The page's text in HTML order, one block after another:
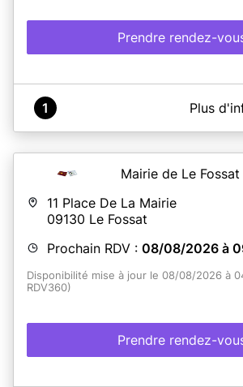
Prendre rendez-
A propos de Mairie de Balma
En savoir plus
1 Plus
Mairie de Le Fossat
11 Place De La Mairie
09130 Le Fossat
Prochain RDV : 08/08/2026 à
Disponibilité mise à jour le 08/08/2026 à
RDV360)
Prendre rendez-